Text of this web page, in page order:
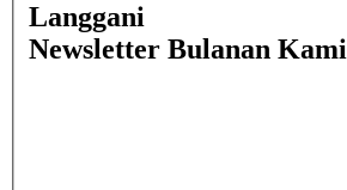
Langgani
Newsletter Bulanan Kami